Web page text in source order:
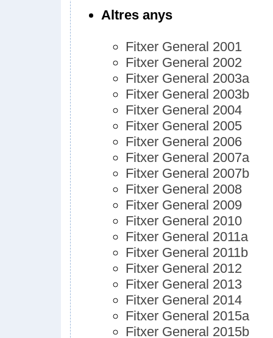
Altres anys
Fitxer General 2001
Fitxer General 2002
Fitxer General 2003a
Fitxer General 2003b
Fitxer General 2004
Fitxer General 2005
Fitxer General 2006
Fitxer General 2007a
Fitxer General 2007b
Fitxer General 2008
Fitxer General 2009
Fitxer General 2010
Fitxer General 2011a
Fitxer General 2011b
Fitxer General 2012
Fitxer General 2013
Fitxer General 2014
Fitxer General 2015a
Fitxer General 2015b